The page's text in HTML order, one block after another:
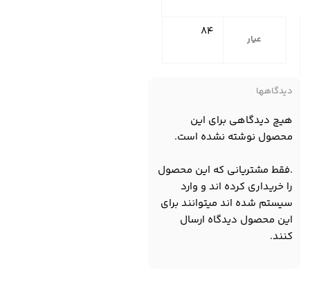
عیار 84
دیدگاهها
هیچ دیدگاهی برای این
محصول نوشته نشده است.
.فقط مشتریانی که این محصول
را خریداری کرده اند و وارد
سیستم شده اند میتوانند برای
این محصول دیدگاه ارسال
کنند.